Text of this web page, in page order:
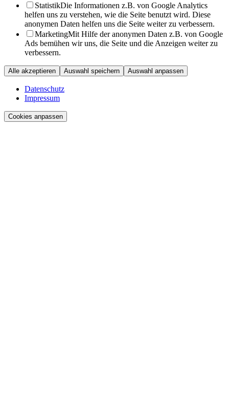
StatistikDie Informationen z.B. von Google Analytics
helfen uns zu verstehen, wie die Seite benutzt wird. Diese
anonymen Daten helfen uns die Seite weiter zu verbessern.
MarketingMit Hilfe der anonymen Daten z.B. von Google
Ads bemühen wir uns, die Seite und die Anzeigen weiter zu
verbessern.
Alle akzeptieren Auswahl speichern Auswahl anpassen
Datenschutz
Impressum
Cookies anpassen